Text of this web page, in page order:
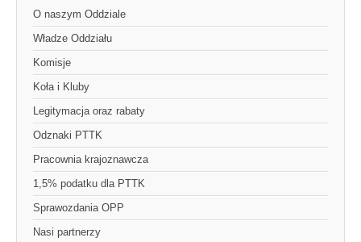
O naszym Oddziale
Władze Oddziału
Komisje
Koła i Kluby
Legitymacja oraz rabaty
Odznaki PTTK
Pracownia krajoznawcza
1,5% podatku dla PTTK
Sprawozdania OPP
Nasi partnerzy